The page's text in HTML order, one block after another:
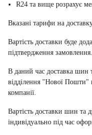
R24 та вище розрахує
Вказані тарифи на
Вартість доставки буде
підтвердження замовлення.
В даний час доставка шин
відділення "Нової Пошти"
компанії.
Вартість доставки шин та
індивідуально під час